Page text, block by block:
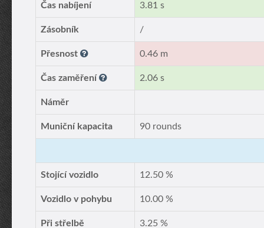
Čas nabíjení 3.81 s
Zásobník /
Přesnost 0.46 m
Čas zaměření 2.06 s
Náměr
Muniční kapacita 90 rounds
Stojící vozidlo 12.50 %
Vozidlo v pohybu 10.00 %
Při střelbě 3.25 %